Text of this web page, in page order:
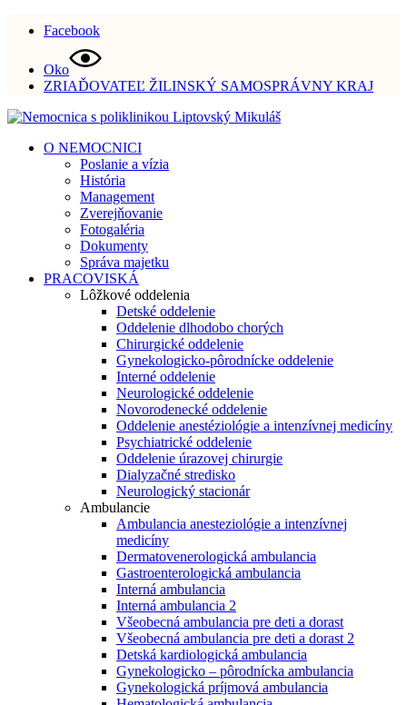
Facebook
Oko
ZRIAĎOVATEĽ ŽILINSKÝ SAMOSPRÁVNY KRAJ
O NEMOCNICI
Poslanie a vízia
História
Management
Zverejňovanie
Fotogaléria
Dokumenty
Správa majetku
PRACOVISKÁ
Lôžkové oddelenia
Detské oddelenie
Oddelenie dlhodobo chorých
Chirurgické oddelenie
Gynekologicko-pôrodnícke oddelenie
Interné oddelenie
Neurologické oddelenie
Novorodenecké oddelenie
Oddelenie anestéziológie a intenzívnej medicíny
Psychiatrické oddelenie
Oddelenie úrazovej chirurgie
Dialyzačné stredisko
Neurologický stacionár
Ambulancie
Ambulancia anesteziológie a intenzívnej
medicíny
Dermatovenerologická ambulancia
Gastroenterologická ambulancia
Interná ambulancia
Interná ambulancia 2
Všeobecná ambulancia pre deti a dorast
Všeobecná ambulancia pre deti a dorast 2
Detská kardiologická ambulancia
Gynekologicko – pôrodnícka ambulancia
Gynekologická príjmová ambulancia